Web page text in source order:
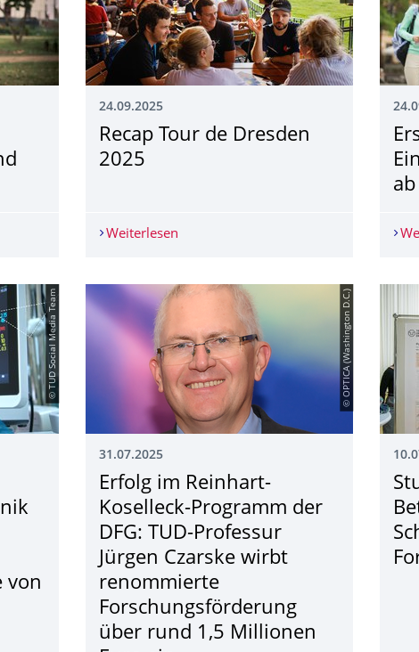
zwischen Vogtland und Silicon Valley
24.09.2025
Recap Tour de Dresden
2025
Weiterlesen
© TUD Social Media Team
von
© OPTICA (Washington D.C.)
31.07.2025
Erfolg im Reinhart-
Koselleck-Programm der
DFG: TUD-Professur
Jürgen Czarske wirbt
renommierte
Forschungsförde­rung
über rund 1,5 Millionen